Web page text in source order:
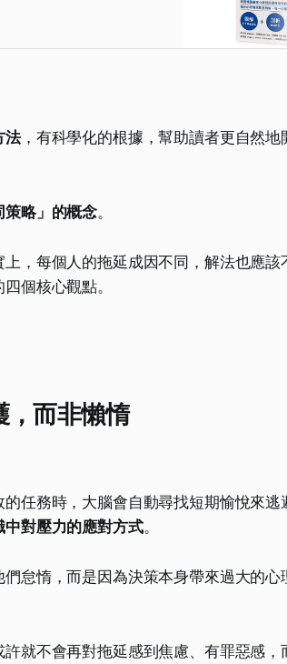
，頁數：224，出版
法，有科學化的根據，幫助讀者更自然地
略」的概念。
，每個人的拖延成因不同，解法也應該
個核心觀點。
，而非懶惰
任務時，大腦會自動尋找短期愉悅來逃
對壓力的應對方式。
怠惰，而是因為決策本身帶來過大的心
就不會再對拖延感到焦慮、有罪惡感，